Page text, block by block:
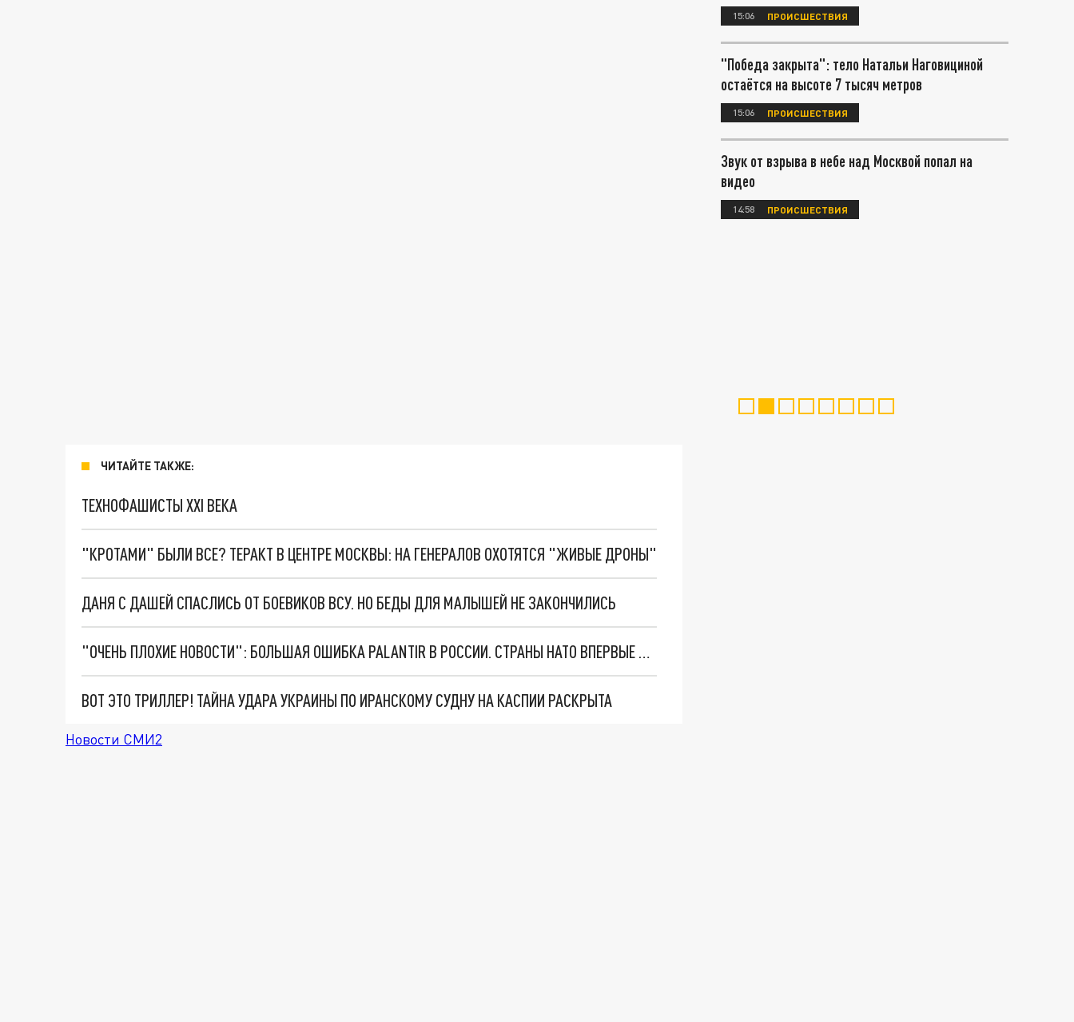
ЧИТАЙТЕ ТАКЖЕ:
ТЕХНОФАШИСТЫ XXI ВЕКА
"КРОТАМИ" БЫЛИ ВСЕ? ТЕРАКТ В ЦЕНТРЕ МОСКВЫ: НА ГЕНЕРАЛОВ ОХОТЯТСЯ "ЖИВЫЕ ДРОНЫ"
ДАНЯ С ДАШЕЙ СПАСЛИСЬ ОТ БОЕВИКОВ ВСУ. НО БЕДЫ ДЛЯ МАЛЫШЕЙ НЕ ЗАКОНЧИЛИСЬ
"ОЧЕНЬ ПЛОХИЕ НОВОСТИ": БОЛЬШАЯ ОШИБКА PALANTIR В РОССИИ. СТРАНЫ НАТО ВПЕРВЫЕ ЗА СВО ОСТАНОВИЛИ ПОСТАВКИ ОРУЖИЯ. ВСУ ТЕРЯЮТ ПРИГРАНИЧЬЕ?
ВОТ ЭТО ТРИЛЛЕР! ТАЙНА УДАРА УКРАИНЫ ПО ИРАНСКОМУ СУДНУ НА КАСПИИ РАСКРЫТА
Новости СМИ2
15:06 ПРОИСШЕСТВИЯ
"Победа закрыта": тело Натальи Наговициной
остаётся на высоте 7 тысяч метров
15:06 ПРОИСШЕСТВИЯ
Звук от взрыва в небе над Москвой попал на
видео
14:58 ПРОИСШЕСТВИЯ